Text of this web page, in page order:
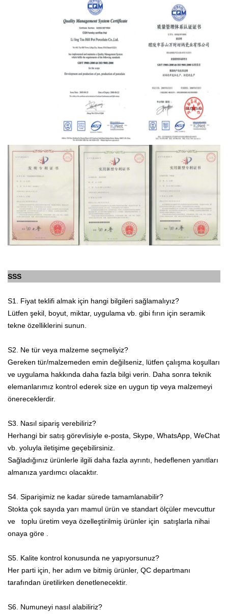
SSS
S1. Fiyat teklifi almak için hangi bilgileri sağlamalıyız?
Lütfen şekil, boyut, miktar, uygulama vb. gibi fırın için seramik
tekne özelliklerini sunun.
S2. Ne tür veya malzeme seçmeliyiz?
Gereken tür/malzemeden emin değilseniz, lütfen çalışma koşulları
ve uygulama hakkında daha fazla bilgi verin. Daha sonra teknik
elemanlarımız kontrol ederek size en uygun tip veya malzemeyi
önereceklerdir.
S3. Nasıl sipariş verebiliriz?
Herhangi bir satış görevlisiyle e-posta, Skype, WhatsApp, WeChat
vb. yoluyla iletişime geçebilirsiniz.
Sağladığınız ürünlerle ilgili daha fazla ayrıntı, hedeflenen yanıtları
almanıza yardımcı olacaktır.
S4. Siparişimiz ne kadar sürede tamamlanabilir?
Stokta çok sayıda yarı mamul ürün ve standart ölçüler mevcuttur
ve
toplu üretim veya özelleştirilmiş ürünler için satışlarla nihai
onaya göre .
S5. Kalite kontrol konusunda ne yapıyorsunuz?
Her parti için, her adım ve bitmiş ürünler, QC departmanı
tarafından üretilirken denetlenecektir.
S6. Numuneyi nasıl alabiliriz?